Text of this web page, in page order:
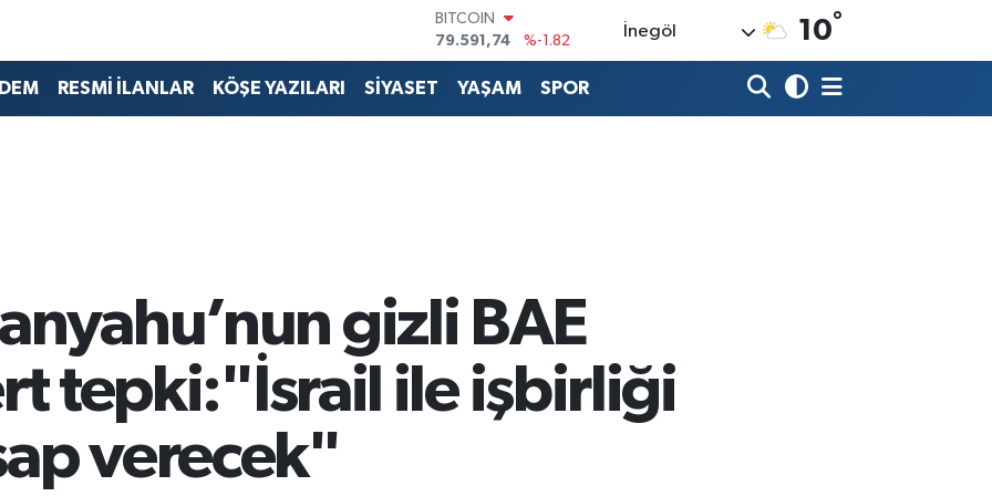
45,43620
53,38690
%0.19
STERLİN
İnegöl 10°
RESMİ İLANLAR KÖŞE YAZILARI SİYASET YAŞAM SPOR
gizli BAE
tepki:"İsrail ile işbirliği
verecek"